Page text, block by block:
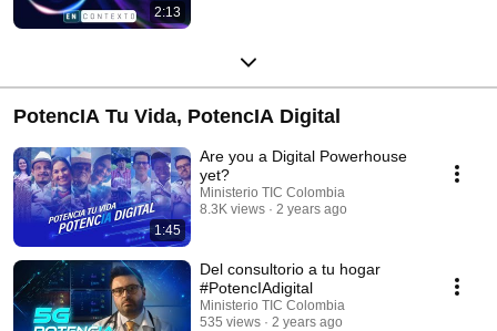
2:13
PotencIA Tu Vida, PotencIA Digital
1:45
Are you a Digital Powerhouse
yet?
Ministerio TIC Colombia
8.3K views
2 years ago
Del consultorio a tu hogar
#PotencIAdigital
Ministerio TIC Colombia
535 views
2 years ago